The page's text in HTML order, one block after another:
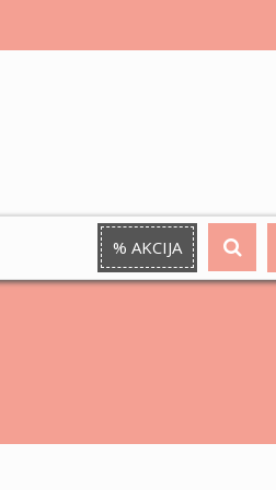
% AKCIJA